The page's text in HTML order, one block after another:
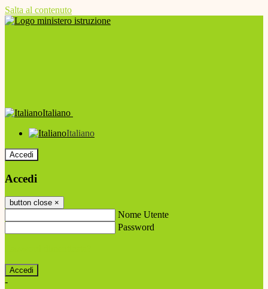
Salta al contenuto
Italiano
Italiano
Accedi
Accedi
button close ×
Nome Utente
Password
-